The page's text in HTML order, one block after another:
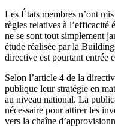
Les États membres n’ont
règles relatives à l’efficacité
ne se sont tout simplement
étude réalisée par la
directive est pourtant entrée
Selon l’article 4 de la
publique leur stratégie en
au niveau national. La
nécessaire pour attirer les
vers la chaîne